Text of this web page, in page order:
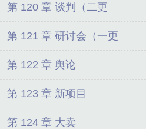
第 120 章 谈判（二更
第 121 章 研讨会（一更
第 122 章 舆论
第 123 章 新项目
第 124 章 大卖